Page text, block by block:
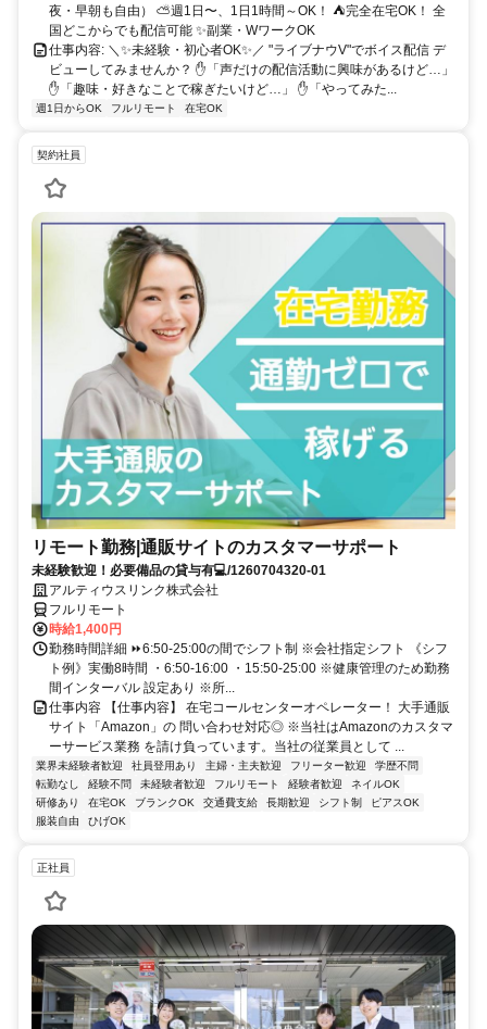
夜・早朝も自由） ⛅週1日〜、1日1時間～OK！ ⛺完全在宅OK！ 全
国どこからでも配信可能 ✨副業・WワークOK
仕事内容: ＼✨未経験・初心者OK✨／ "ライブナウV"でボイス配信 デ
ビューしてみませんか？ ✋「声だけの配信活動に興味があるけど…」
✋「趣味・好きなことで稼ぎたいけど…」 ✋「やってみた...
週1日からOK フルリモート 在宅OK
契約社員
リモート勤務|通販サイトのカスタマーサポート
未経験歓迎！必要備品の貸与有💻/1260704320-01
アルティウスリンク株式会社
フルリモート
時給1,400円
勤務時間詳細 ⏩6:50-25:00の間でシフト制 ※会社指定シフト 《シフ
ト例》実働8時間 ・6:50-16:00 ・15:50-25:00 ※健康管理のため勤務
間インターバル 設定あり ※所...
仕事内容 【仕事内容】 在宅コールセンターオペレーター！ 大手通販
サイト「Amazon」の 問い合わせ対応◎ ※当社はAmazonのカスタマ
ーサービス業務 を請け負っています。当社の従業員として ...
業界未経験者歓迎 社員登用あり 主婦・主夫歓迎 フリーター歓迎
学歴不問
転勤なし
経験不問 未経験者歓迎 フルリモート 経験者歓迎
ネイルOK
研修あり
在宅OK ブランクOK 交通費支給 長期歓迎 シフト制
ピアスOK
服装自由
ひげOK
正社員